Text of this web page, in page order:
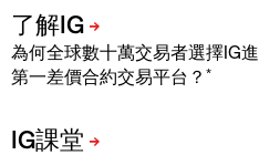
為何全球數十萬交易者選擇IG
第一差價合約交易平台？ *